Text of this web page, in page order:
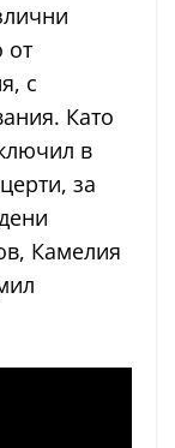
от
с
Като
в
за
Камелия